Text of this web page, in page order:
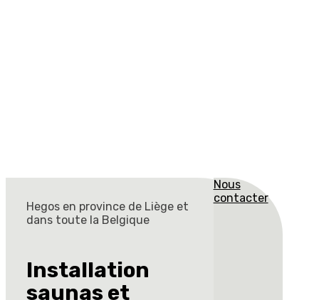
Hegos en province de Liège et
dans toute la Belgique
Installation
saunas et
Nous
contacter